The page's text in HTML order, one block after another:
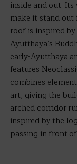
inside and out.
make it stand out
roof is inspired
Ayutthaya’s
early-Ayutthaya
features
combines
art, giving the
arched corridor
inspired by the
passing in front